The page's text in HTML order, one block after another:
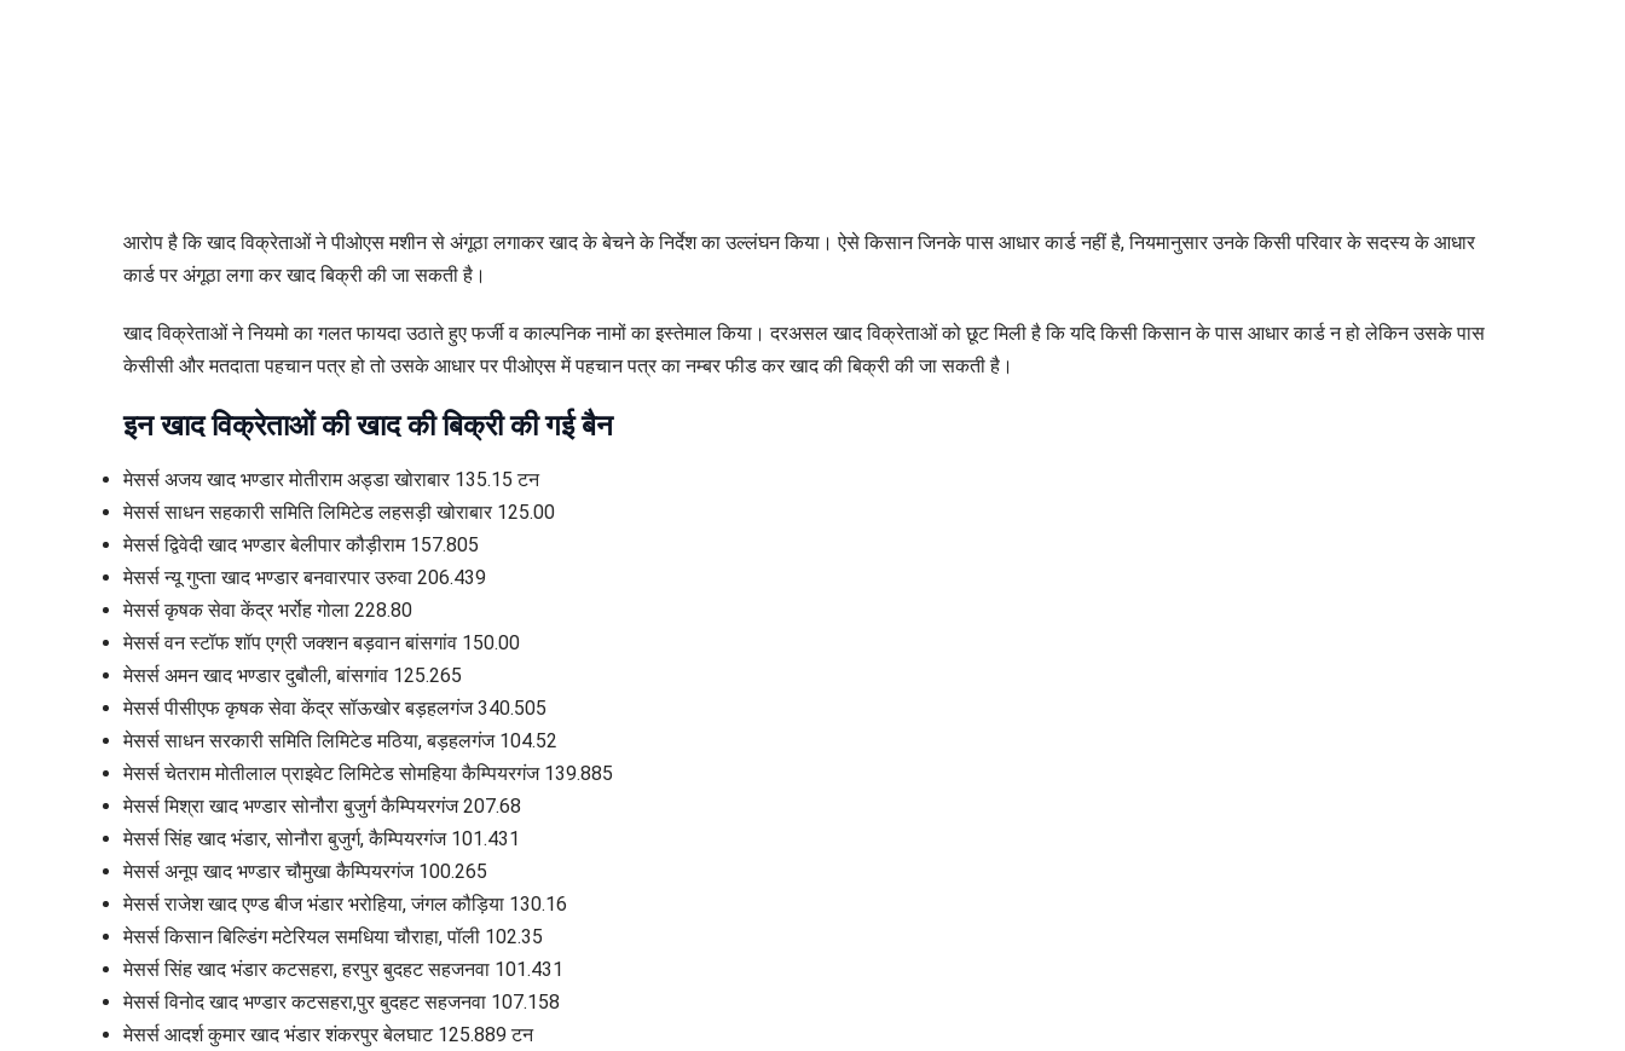
आरोप है कि खाद विक्रेताओं ने पीओएस मशीन से अंगूठा लगाकर खाद के बेचने के निर्देश का उल्लंघन किया। ऐसे किसान जिनके पास आधार कार्ड नहीं है, नियमानुसार उनके किसी परिवार के सदस्य के आधार
कार्ड पर अंगूठा लगा कर खाद बिक्री की जा सकती है।
खाद विक्रेताओं ने नियमो का गलत फायदा उठाते हुए फर्जी व काल्पनिक नामों का इस्तेमाल किया। दरअसल खाद विक्रेताओं को छूट मिली है कि यदि किसी किसान के पास आधार कार्ड न हो लेकिन उसके पास
केसीसी और मतदाता पहचान पत्र हो तो उसके आधार पर पीओएस में पहचान पत्र का नम्बर फीड कर खाद की बिक्री की जा सकती है।
इन खाद विक्रेताओं की खाद की बिक्री की गई बैन
मेसर्स अजय खाद भण्डार मोतीराम अड्डा खोराबार 135.15 टन
मेसर्स साधन सहकारी समिति लिमिटेड लहसड़ी खोराबार 125.00
मेसर्स द्विवेदी खाद भण्डार बेलीपार कौड़ीराम 157.805
मेसर्स न्यू गुप्ता खाद भण्डार बनवारपार उरुवा 206.439
मेसर्स कृषक सेवा केंद्र भर्रोह गोला 228.80
मेसर्स वन स्टॉफ शॉप एग्री जक्शन बड़वान बांसगांव 150.00
मेसर्स अमन खाद भण्डार दुबौली, बांसगांव 125.265
मेसर्स पीसीएफ कृषक सेवा केंद्र सॉऊखोर बड़हलगंज 340.505
मेसर्स साधन सरकारी समिति लिमिटेड मठिया, बड़हलगंज 104.52
मेसर्स चेतराम मोतीलाल प्राइवेट लिमिटेड सोमहिया कैम्पियरगंज 139.885
मेसर्स मिश्रा खाद भण्डार सोनौरा बुजुर्ग कैम्पियरगंज 207.68
मेसर्स सिंह खाद भंडार, सोनौरा बुजुर्ग, कैम्पियरगंज 101.431
मेसर्स अनूप खाद भण्डार चौमुखा कैम्पियरगंज 100.265
मेसर्स राजेश खाद एण्ड बीज भंडार भरोहिया, जंगल कौड़िया 130.16
मेसर्स किसान बिल्डिंग मटेरियल समधिया चौराहा, पॉली 102.35
मेसर्स सिंह खाद भंडार कटसहरा, हरपुर बुदहट सहजनवा 101.431
मेसर्स विनोद खाद भण्डार कटसहरा,पुर बुदहट सहजनवा 107.158
मेसर्स आदर्श कुमार खाद भंडार शंकरपुर बेलघाट 125.889 टन